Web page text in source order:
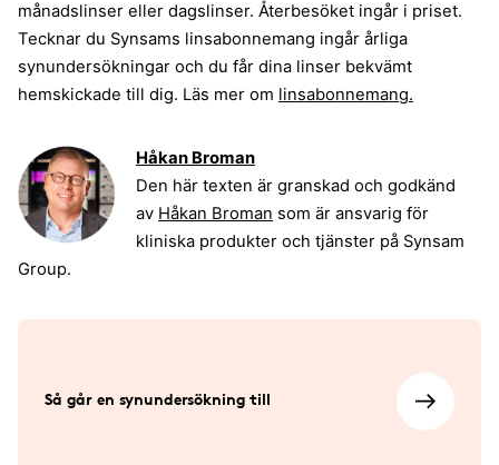
månadslinser eller dagslinser. Återbesöket ingår i priset.
Tecknar du Synsams linsabonnemang ingår årliga
synundersökningar och du får dina linser bekvämt
hemskickade till dig. Läs mer om linsabonnemang.
Håkan Broman
Den här texten är granskad och godkänd
av Håkan Broman som är ansvarig för
kliniska produkter och tjänster på Synsam
Group.
Så går en synundersökning till